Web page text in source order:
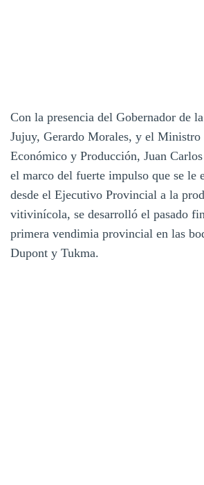
Con la presencia del Gobernador de
Jujuy, Gerardo Morales, y el Ministro
Económico y Producción, Juan
el marco del fuerte impulso que se le
desde el Ejecutivo Provincial a la
vitivinícola, se desarrolló el pasado
primera vendimia provincial en las
Dupont y Tukma.